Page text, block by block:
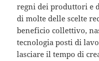
regni dei produttori e
di molte delle scelte
beneficio collettivo,
tecnologia posti di
lasciare il tempo di